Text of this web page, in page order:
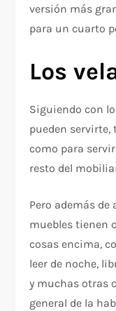
versión más
para un cuarto
Los
Siguiendo con
pueden servirte,
como para
resto del
Pero además
muebles tienen
cosas encima,
leer de noche,
y muchas otras
general de la